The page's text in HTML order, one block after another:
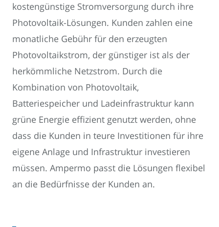
kostengünstige Stromversorgung durch ihre
Photovoltaik-Lösungen. Kunden zahlen eine
monatliche Gebühr für den erzeugten
Photovoltaikstrom, der günstiger ist als der
herkömmliche Netzstrom. Durch die
Kombination von Photovoltaik,
Batteriespeicher und Ladeinfrastruktur kann
grüne Energie effizient genutzt werden, ohne
dass die Kunden in teure Investitionen für ihre
eigene Anlage und Infrastruktur investieren
müssen. Ampermo passt die Lösungen flexibel
an die Bedürfnisse der Kunden an.